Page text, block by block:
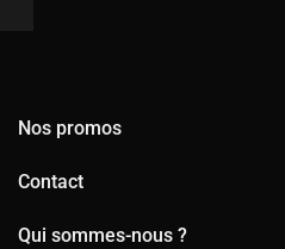
Nos promos
Contact
Qui sommes-nous ?